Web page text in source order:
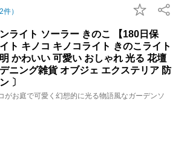
件）
ライト ソーラー きのこ 【180日保
ト キノコ キノコライト きのこライト
かわいい 可愛い おしゃれ 光る 花壇
ニング雑貨 オブジェ エクステリア 防
〕
がお庭で可愛く幻想的に光る物語風なガーデンソ